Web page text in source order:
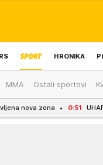
HRONIKA
IZBOR UREDNIKA
MMA Ostali sportovi
0:51 UHAPŠEN BAHATI